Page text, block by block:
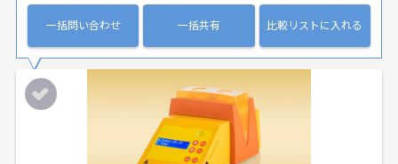
一括問い合わせ 一括共有 比較リストに入れる